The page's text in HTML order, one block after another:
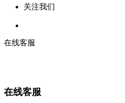
关注我们
在线客服
在线客服